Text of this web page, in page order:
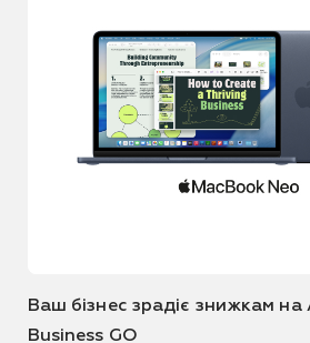
Ваш бізнес зрадіє знижкам на
Business GO